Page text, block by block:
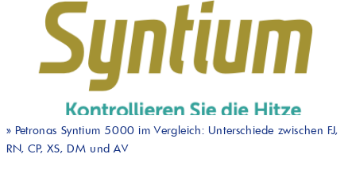
» Petronas Syntium 5000 im Vergleich: Unterschiede zwischen FJ,
RN, CP, XS, DM und AV